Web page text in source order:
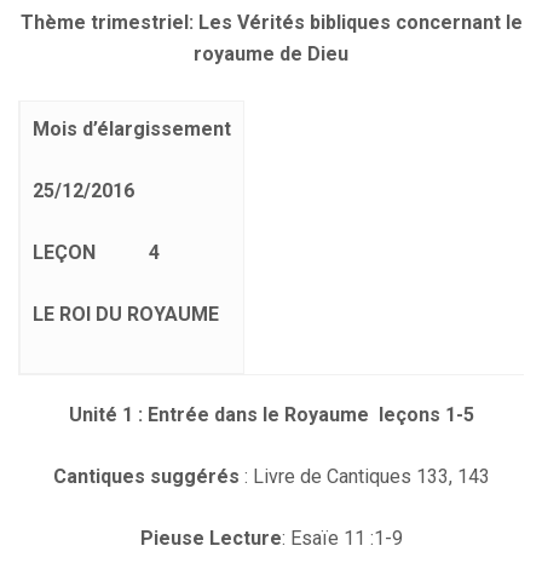
Thème trimestriel: Les Vérités bibliques concernant le
royaume de Dieu
Mois d’élargissement
25/12/2016
LEÇON 4
LE ROI DU ROYAUME
Unité 1 : Entrée dans le Royaume leçons 1-5
Cantiques suggérés : Livre de Cantiques 133, 143
Pieuse Lecture: Esaïe 11 :1-9